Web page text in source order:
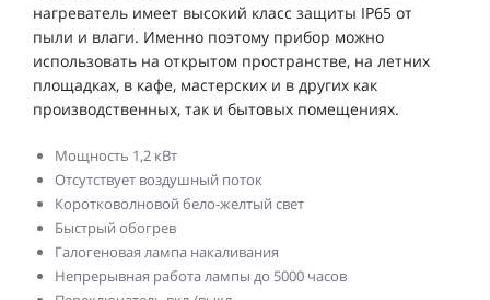
нагреватель имеет высокий класс защиты IP65 от
пыли и влаги. Именно поэтому прибор можно
использовать на открытом пространстве, на летних
площадках, в кафе, мастерских и в других как
производственных, так и бытовых помещениях.
Мощность 1,2 кВт
Отсутствует воздушный поток
Коротковолновой бело-желтый свет
Быстрый обогрев
Галогеновая лампа накаливания
Непрерывная работа лампы до 5000 часов